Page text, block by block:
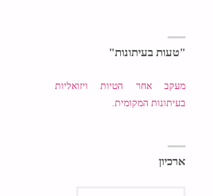
"טעות בעיתונות"
מעקב אחר הטיות ויזואליות
בעיתונות המקומית.
ארכיון